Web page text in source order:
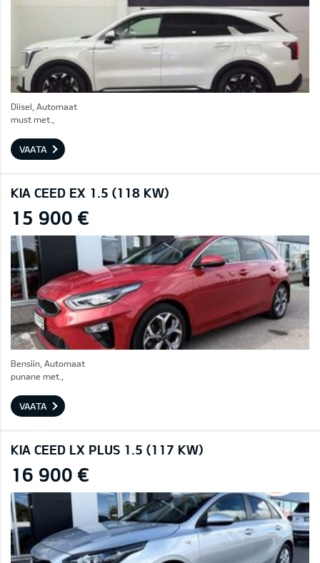
Diisel, Automaat
must met.,
VAATA
KIA CEED EX 1.5 (118 KW)
15 900 €
Bensiin, Automaat
punane met.,
VAATA
KIA CEED LX PLUS 1.5 (117 KW)
16 900 €